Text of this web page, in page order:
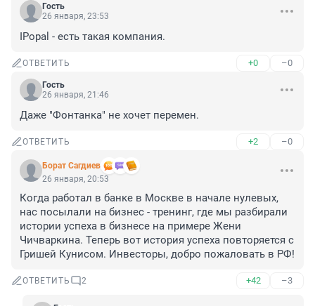
Гость
26 января, 23:53
IPopal - есть такая компания.
ОТВЕТИТЬ +0 –0
Гость
26 января, 21:46
Даже "Фонтанка" не хочет перемен.
ОТВЕТИТЬ +2 –0
Борат Сaгдиев
26 января, 20:53
Когда работал в банке в Москве в начале нулевых,
нас посылали на бизнес - тренинг, где мы разбирали
истории успеха в бизнесе на примере Жени
Чичваркина. Теперь вот история успеха повторяется с
Гришей Кунисом. Инвесторы, добро пожаловать в РФ!
ОТВЕТИТЬ 2 +42 –3